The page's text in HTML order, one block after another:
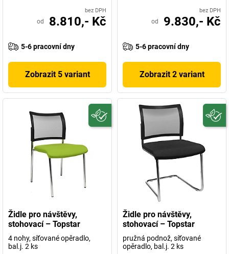
bez DPH
od 8.810,- Kč
5-6 pracovní dny
Zobrazit 5 variant
bez DPH
od 9.830,- Kč
5-6 pracovní dny
Zobrazit 2 variant
Židle pro návštěvy,
stohovací – Topstar
4 nohy, síťované opěradlo,
bal.j. 2 ks
Židle pro návštěvy,
stohovací – Topstar
pružná podnož, síťované
opěradlo, bal.j. 2 ks